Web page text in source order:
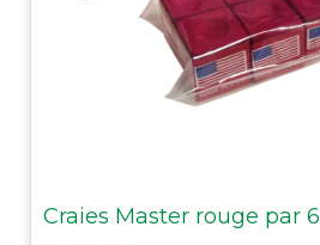
Craies Master rouge par 6